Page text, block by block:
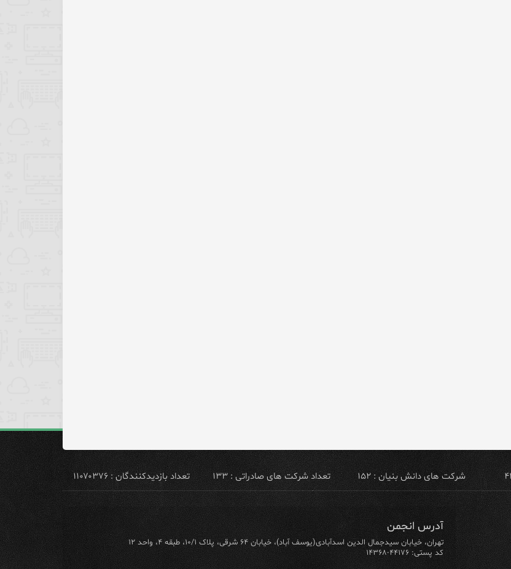
شرکت های دانش بنیان : ۱۵۲ تعداد شرکت های صادراتی : ۱۳۳ تعداد بازدیدکنندگان : ۱۱۰۷۰۳۷۶
آدرس انجمن
تهران، خیابان سیدجمال الدین اسدآبادی(یوسف آباد)، خیابان ۶۴ شرقی، پلاک ۱۰/۱، طبقه ۴، واحد ۱۲
کد پستی: ۴۴۱۷۶-۱۴۳۶۸